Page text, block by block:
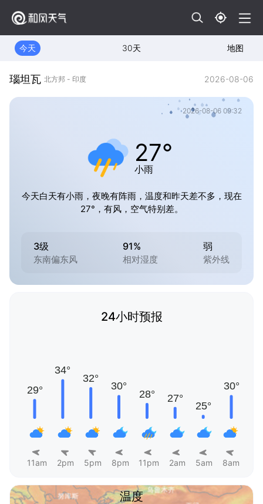
今天 30天 地图
瑙坦瓦 北方邦 - 印度 2026-08-06
2026-08-06 09:32
27°
小雨
今天白天有小雨，夜晚有阵雨，温度和昨天差不多，现在
27°，有风，空气特别差。
3级
东南偏东风
91%
相对湿度
弱
紫外线
24小时预报
11am 2pm 5pm 8pm 11pm 2am 5am 8am
温度